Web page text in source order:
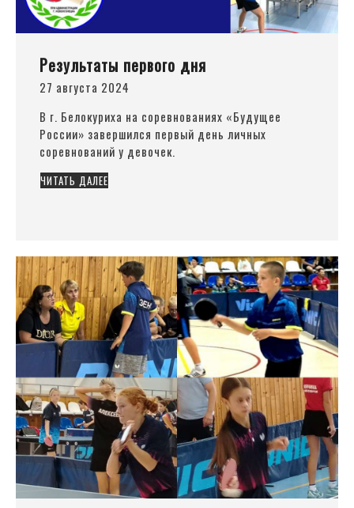
Результаты первого дня
27 августа 2024
В г. Белокуриха на соревнованиях «Будущее
России» завершился первый день личных
соревнований у девочек.
ЧИТАТЬ ДАЛЕЕ